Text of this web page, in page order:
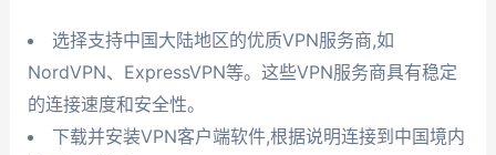
选择支持中国大陆地区的优质VPN服务商,如
NordVPN、ExpressVPN等。这些VPN服务商具有稳定
的连接速度和安全性。
下载并安装VPN客户端软件,根据说明连接到中国境内